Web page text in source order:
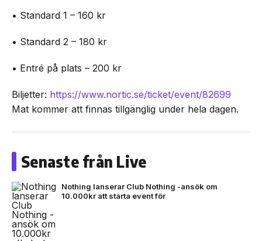
• Standard 1 – 160 kr
• Standard 2 – 180 kr
• Entré på plats – 200 kr
Biljetter: https://www.nortic.se/ticket/event/82699
Mat kommer att finnas tillgänglig under hela dagen.
Senaste från Live
Nothing lanserar Club Nothing -ansök om
10.000kr att starta event för